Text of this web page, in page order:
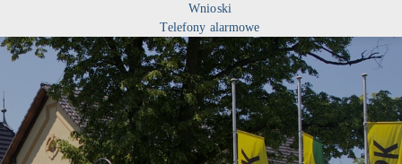
Wnioski
Telefony alarmowe